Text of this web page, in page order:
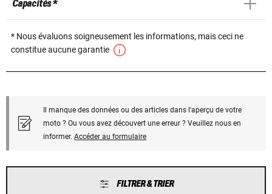
Capacités *
* Nous évaluons soigneusement les informations, mais ceci ne
constitue aucune garantie
Il manque des données ou des articles dans l'aperçu de votre
moto ? Ou vous avez découvert une erreur ? Veuillez nous en
informer. Accéder au formulaire
FILTRER & TRIER